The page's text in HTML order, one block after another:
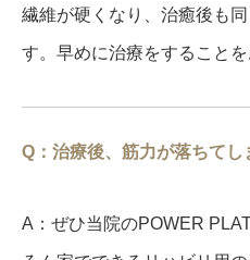
繊維が硬くなり、治癒後も
す。早めに治療をすることを
Q：治療後、筋力が落ちて
A：ぜひ当院のPOWER